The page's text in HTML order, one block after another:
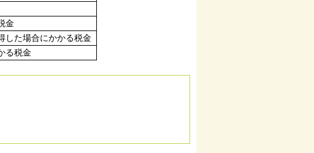
金
した場合にかかる税金
る税金